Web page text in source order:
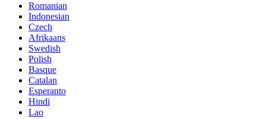
Romanian
Indonesian
Czech
Afrikaans
Swedish
Polish
Basque
Catalan
Esperanto
Hindi
Lao